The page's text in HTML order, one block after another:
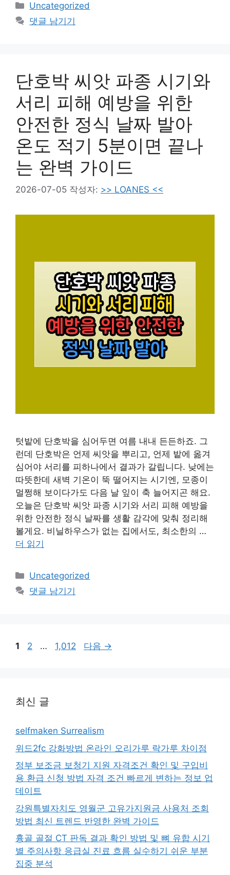
카
테
고
Uncategorized
댓글 남기기
단호박 씨앗 파종 시기와
서리 피해 예방을 위한
안전한 정식 날짜 발아
온도 적기 5분이면 끝나
는 완벽 가이드
2026-07-05 작성자: >> LOANES <<
텃밭에 단호박을 심어두면 여름 내내 든든하죠. 그
런데 단호박은 언제 씨앗을 뿌리고, 언제 밭에 옮겨
심어야 서리를 피하나에서 결과가 갈립니다. 낮에는
따뜻한데 새벽 기온이 뚝 떨어지는 시기엔, 모종이
멀쩡해 보이다가도 다음 날 잎이 축 늘어지곤 해요.
오늘은 단호박 씨앗 파종 시기와 서리 피해 예방을
위한 안전한 정식 날짜를 생활 감각에 맞춰 정리해
볼게요. 비닐하우스가 없는 집에서도, 최소한의 …
더 읽기
카
테
Uncategorized
댓글 남기기
페
1
페
2 …
페
1,012 다음 →
최신 글
selfmaken Surrealism
위드2fc 강화방법 온라인 오리가루 락가루 차이점
정부 보조금 보청기 지원 자격조건 확인 및 구입비
용 환급 신청 방법 자격 조건 빠르게 변하는 정보 업
데이트
강원특별자치도 영월군 고유가지원금 사용처 조회
방법 최신 트렌드 반영한 완벽 가이드
흉골 골절 CT 판독 결과 확인 방법 및 뼈 유합 시기
별 주의사항 응급실 진료 흐름 실수하기 쉬운 부분
집중 분석